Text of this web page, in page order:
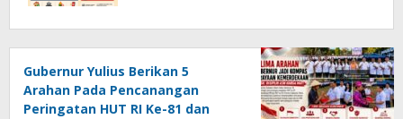
Gubernur Yulius Berikan 5
Arahan Pada Pencanangan
Peringatan HUT RI Ke-81 dan